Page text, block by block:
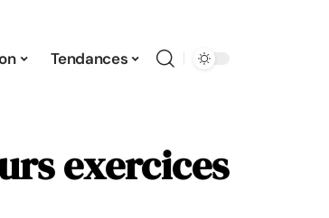
Tendances
exercices